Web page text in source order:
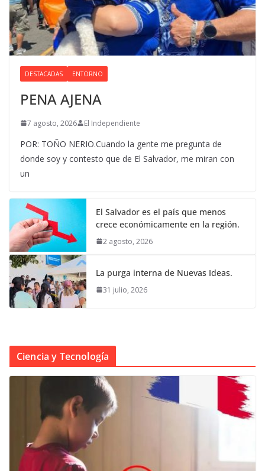
DESTACADAS ENTORNO
PENA AJENA
7 agosto, 2026 El Independiente
POR: TOÑO NERIO.Cuando la gente me pregunta de
donde soy y contesto que de El Salvador, me miran con
un
El Salvador es el país que menos
crece económicamente en la región.
2 agosto, 2026
La purga interna de Nuevas Ideas.
31 julio, 2026
Ciencia y Tecnología